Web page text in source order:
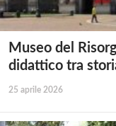
Museo del
didattico tra
25 aprile 2026